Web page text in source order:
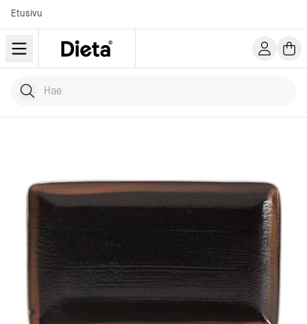
Etusivu
Hae tuotteita
Kirjoita hakusana...